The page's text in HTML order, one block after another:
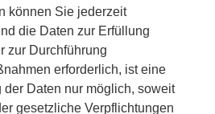
können Sie jederzeit
die Daten zur Erfüllung
zur Durchführung
erforderlich, ist eine
Daten nur möglich, soweit
gesetzliche Verpflichtungen